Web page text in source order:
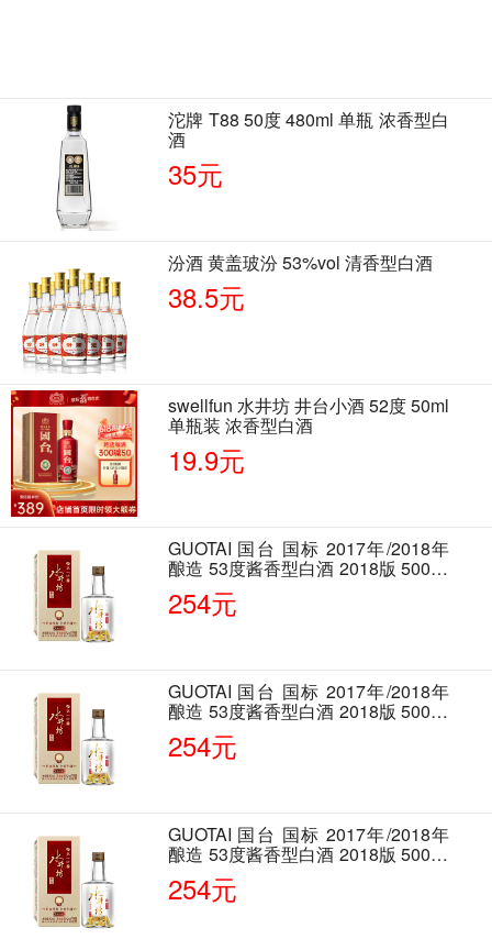
沱牌 T88 50度 480ml 单瓶 浓香型白
酒
35元
汾酒 黄盖玻汾 53%vol 清香型白酒
38.5元
swellfun 水井坊 井台小酒 52度 50ml
单瓶装 浓香型白酒
19.9元
GUOTAI 国台 国标 2017年/2018年
酿造 53度酱香型白酒 2018版 500ml
单瓶装
254元
GUOTAI 国台 国标 2017年/2018年
酿造 53度酱香型白酒 2018版 500ml
单瓶装
254元
GUOTAI 国台 国标 2017年/2018年
酿造 53度酱香型白酒 2018版 500ml
单瓶装
254元